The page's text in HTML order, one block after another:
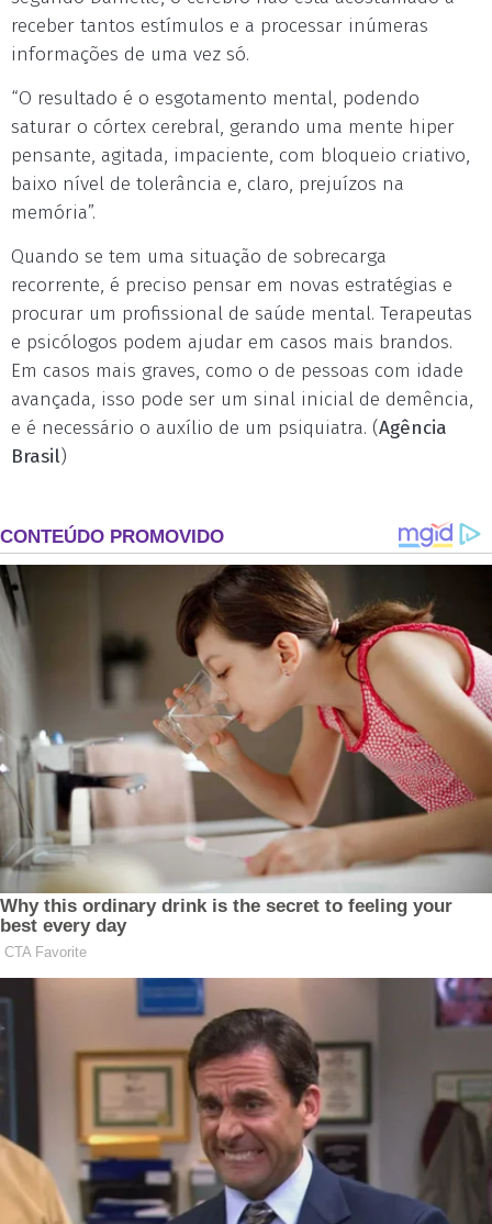
receber tantos estímulos e a processar inúmeras
informações de uma vez só.
“O resultado é o esgotamento mental, podendo
saturar o córtex cerebral, gerando uma mente hiper
pensante, agitada, impaciente, com bloqueio criativo,
baixo nível de tolerância e, claro, prejuízos na
memória”.
Quando se tem uma situação de sobrecarga
recorrente, é preciso pensar em novas estratégias e
procurar um profissional de saúde mental. Terapeutas
e psicólogos podem ajudar em casos mais brandos.
Em casos mais graves, como o de pessoas com idade
avançada, isso pode ser um sinal inicial de demência,
e é necessário o auxílio de um psiquiatra. (Agência
Brasil)